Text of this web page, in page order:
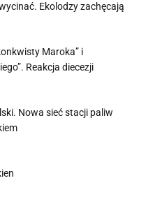
Ekolodzy zachęcają
Maroka” i
Reakcja diecezji
Nowa sieć stacji paliw